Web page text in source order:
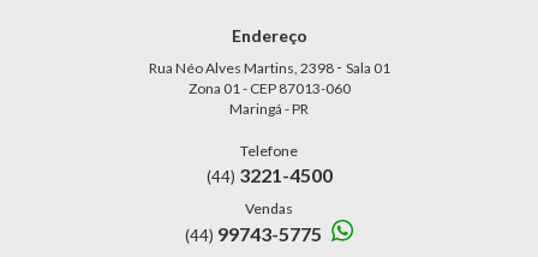
Endereço
Rua Néo Alves Martins, 2398 - Sala 01
Zona 01 - CEP 87013-060
Maringá - PR
Telefone
(44) 3221-4500
Vendas
(44) 99743-5775